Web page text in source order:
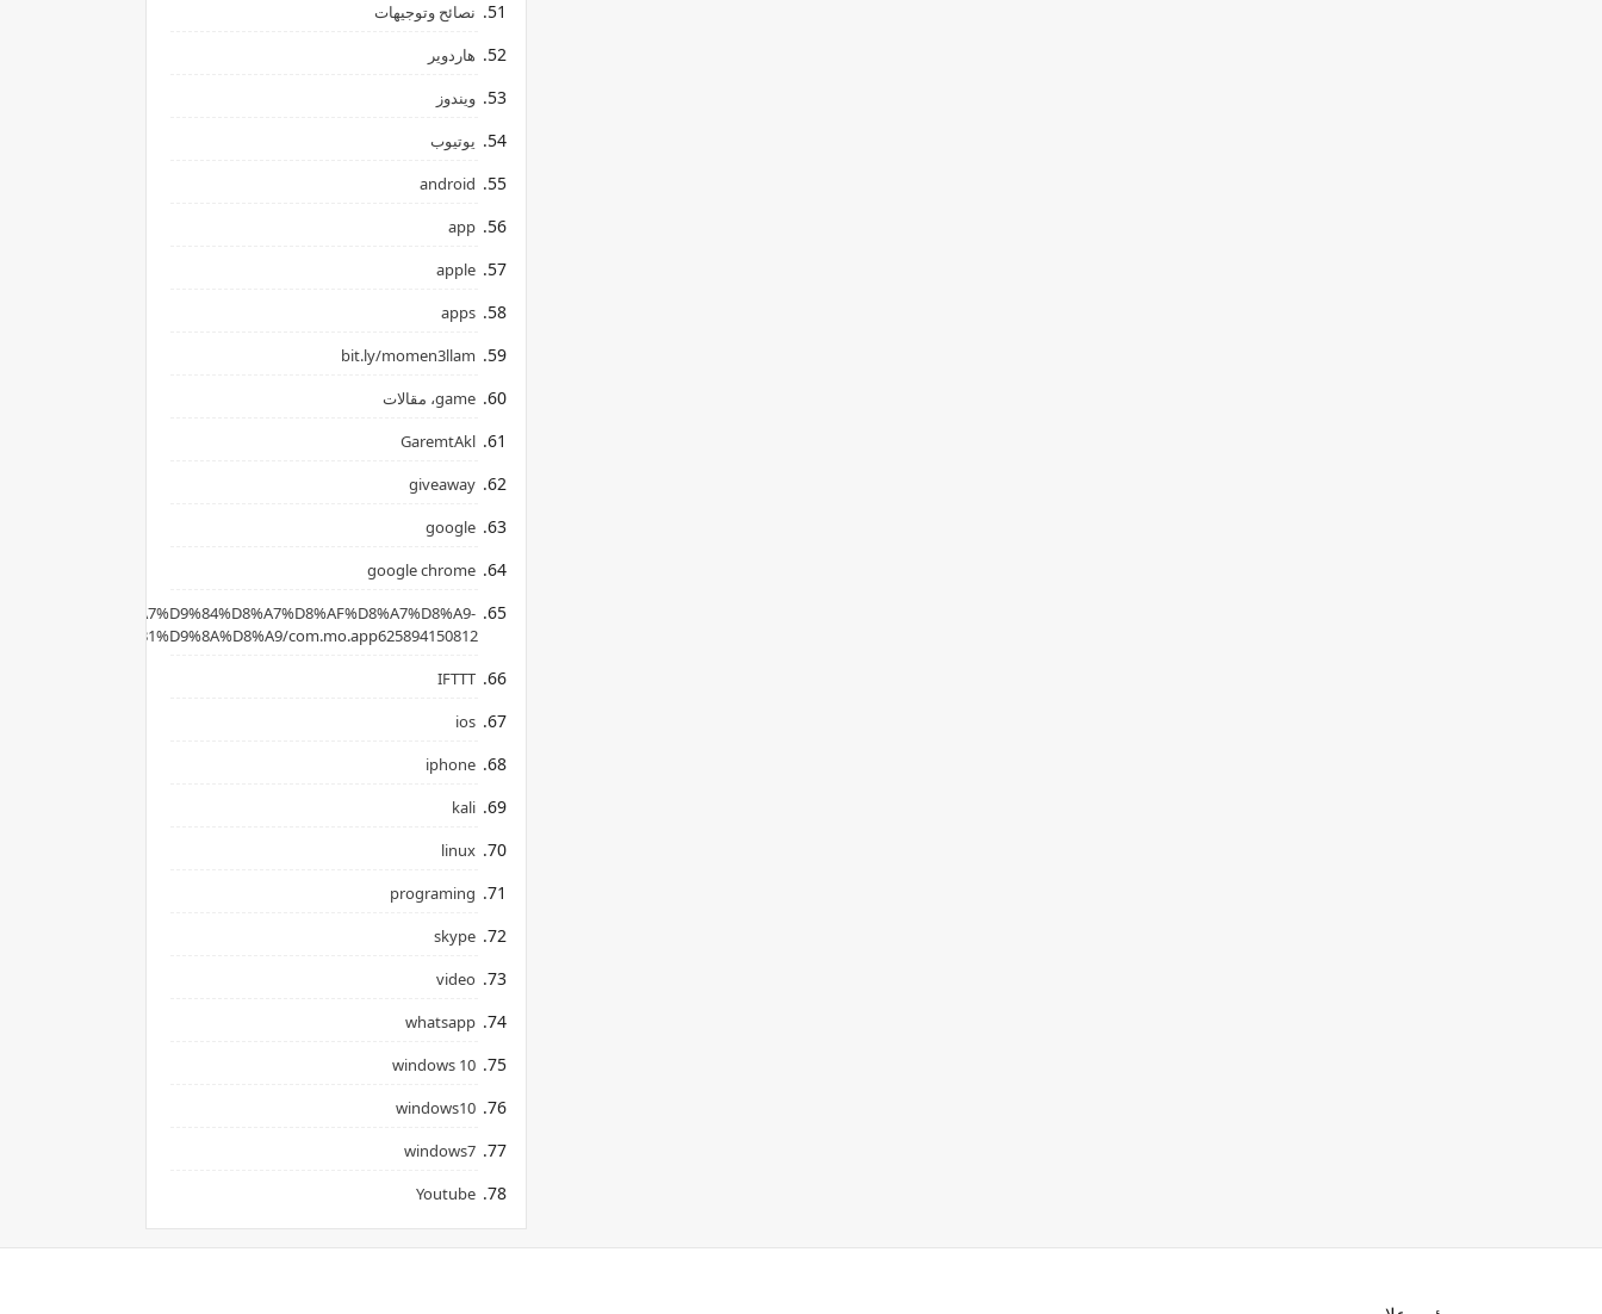
نصائح وتوجيهات
هاردوير
ويندوز
يوتيوب
android
app
apple
apps
bit.ly/momen3llam
game، مقالات
GaremtAkl
giveaway
google
google chrome
ar/%D8%A7%D9%84%D8%A7%D8%AF%D8%A7%D8%A9-
com.mo.app625894150812
IFTTT
ios
iphone
kali
linux
programing
skype
video
whatsapp
windows 10
windows10
windows7
Youtube